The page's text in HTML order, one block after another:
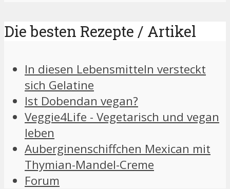
Die besten Rezepte / Artikel
In diesen Lebensmitteln versteckt
sich Gelatine
Ist Dobendan vegan?
Veggie4Life - Vegetarisch und vegan
leben
Auberginenschiffchen Mexican mit
Thymian-Mandel-Creme
Forum